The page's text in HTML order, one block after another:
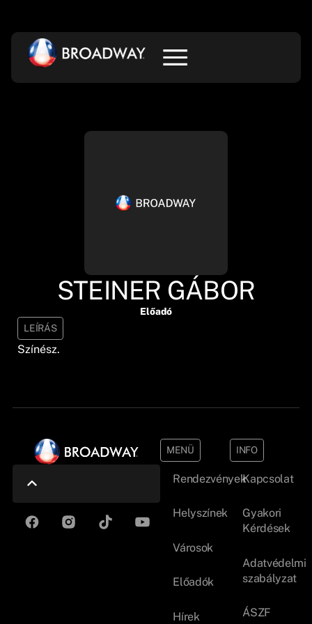
STEINER GÁBOR
Előadó
LEÍRÁS
Színész.
MENÜ
Rendezvények
Helyszínek
Városok
Előadók
Hírek
INFO
Kapcsolat
Gyakori
Kérdések
Adatvédelmi
szabályzat
ÁSZF